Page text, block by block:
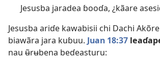
Jesusba jaradea ɓooɗa, ¿kãare
Jesusba ariɗe kawabisii chi Dachi
biawãra jara kuɓuu. Juan 18:37
nau ʉ̃rʉbena beɗeasturu: